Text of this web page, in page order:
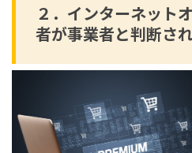
２．インターネット
者が事業者と判断さ